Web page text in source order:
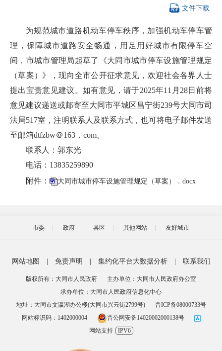
 文件下载
为规范城市道路机动车停车秩序，加强机动车停车管
理，保障城市道路安全畅通，用足用好城市有限停车空
间，市城市管理局起草了《大同市城市停车设施管理规定
（草案）》，现向全市公开征求意见，欢迎社会各界人士
提出宝贵意见建议。如有意见，请于2025年11月28日前将
意见建议递送或邮寄至大同市平城区昌宁街239号大同市司
法局517室，注明联系人及联系方式，也可将电子邮件发送
至邮箱dtfzbw＠163．com。
联系人：郭东光
电话：13835259890
附件：
大同市城市停车设施管理规定（草案）．docx
市委 政府 县区 其他网站 友好城市
网站地图 免责声明 集约化平台大数据分析 联系我们
版权所有：大同市人民政府
主办单位：大同市人民政府办公室
承办单位：大同市人民政府信息化中心
地址：大同市文瀛湖办公楼(大同市兴云街2799号)
晋ICP备08000733号
网站标识码：1402000004
晋公网安备14020002000138号
网站支持
IPV6